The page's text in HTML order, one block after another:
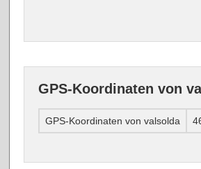
GPS-Koordinaten von
GPS-Koordinaten von valsolda